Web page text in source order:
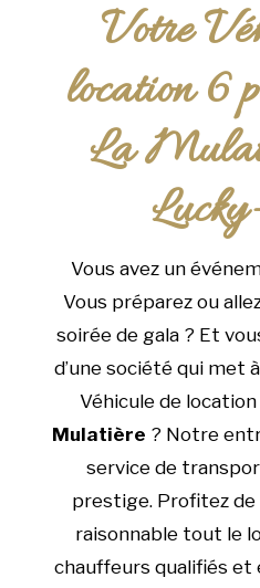
Votre
location 6
La
Vous avez un
Vous préparez ou
soirée de gala ? Et
d’une société qui met
Véhicule de
Mulatière ? Notre
service de
prestige. Profitez de
raisonnable tout le
chauffeurs qualifiés